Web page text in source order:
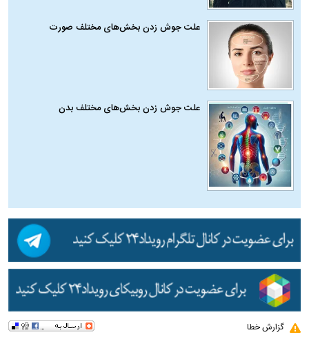
علت جوش زدن بخش‌های مختلف صورت
علت جوش زدن بخش‌های مختلف بدن
گزارش خطا